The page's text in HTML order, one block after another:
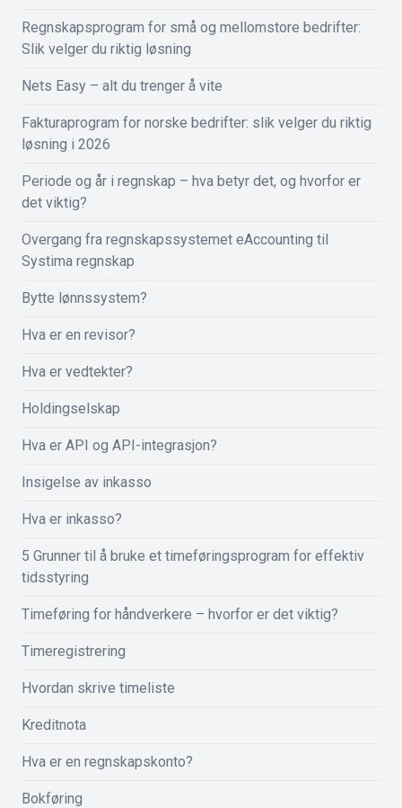
Regnskapsprogram for små og mellomstore bedrifter:
Slik velger du riktig løsning
Nets Easy – alt du trenger å vite
Fakturaprogram for norske bedrifter: slik velger du riktig
løsning i 2026
Periode og år i regnskap – hva betyr det, og hvorfor er
det viktig?
Overgang fra regnskapssystemet eAccounting til
Systima regnskap
Bytte lønnssystem?
Hva er en revisor?
Hva er vedtekter?
Holdingselskap
Hva er API og API-integrasjon?
Insigelse av inkasso
Hva er inkasso?
5 Grunner til å bruke et timeføringsprogram for effektiv
tidsstyring
Timeføring for håndverkere – hvorfor er det viktig?
Timeregistrering
Hvordan skrive timeliste
Kreditnota
Hva er en regnskapskonto?
Bokføring